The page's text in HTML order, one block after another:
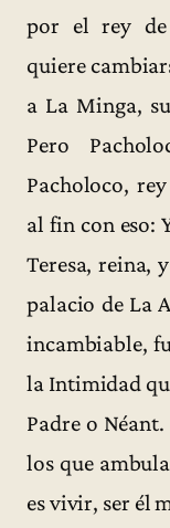
por el rey
quiere
a La Minga,
Pero
Pacholoco,
al fin con eso:
Teresa, reina,
palacio de La
incambiable,
la Intimidad
Padre o
los que
es vivir, ser él